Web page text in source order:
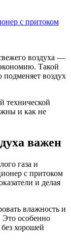
с притоком
воздуха —
Такой
подменяет воздух
технической
и как не
важен
газа и
с притоком
и делая
влажность и
Это особенно
хорошей